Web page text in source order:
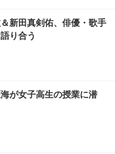
ッシュ ゲーミング/勉強/事
ェア (ブラック)
スクチェア 疲れない テレ
レスト 30度ロッキング機
ト 90度跳ね上げ式アーム
ェア (ホワイト)
デスクチェア 肘なし メ
ポート付き 腰サポート ガ
キャスター付き コンパク
27インチ 液晶モニタ
VA 非光沢 HDMI/DisplayP
高さ調整 スイベル VESA対
FHD】GRAPHT THE S
24” Essential ゲーミン
1ms FHD 量子ドット 残
シック) 【Amazon.co.jp
スオーヤマ ペットシーツ
枚入 (x 1) (ケース販売)
シーツ 超厚型 お徳用 レギ
限定】
新田真剣佑、俳優・歌手
り合う
が女子高生の授業に潜